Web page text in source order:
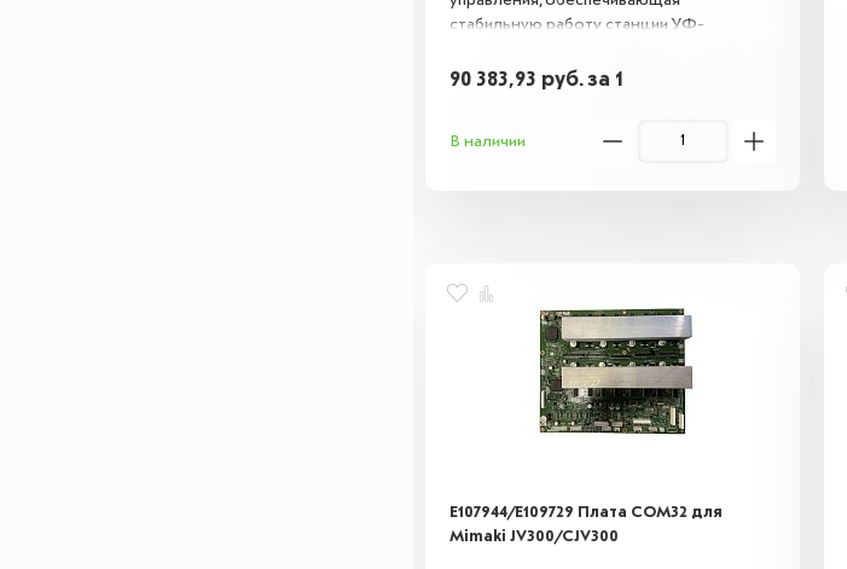
стабильную работу станции УФ-
вышедших из строя компонентов,
поддерживает высокое качество печати.
90 383,93 руб.за 1
В наличии
E107944/E109729 Плата COM32 для
Mimaki JV300/CJV300